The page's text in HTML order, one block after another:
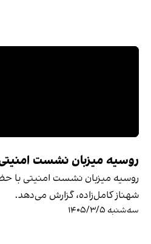
روسیه میزبان نشست
روسیه میزبان نشست امنیتی با
شهناز کامل‌زاده، گزارش می‌دهد.
سه‌شنبه ۱۴۰۵/۳/۵